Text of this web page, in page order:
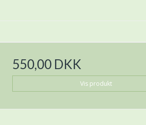
550,00 DKK
Vis produkt